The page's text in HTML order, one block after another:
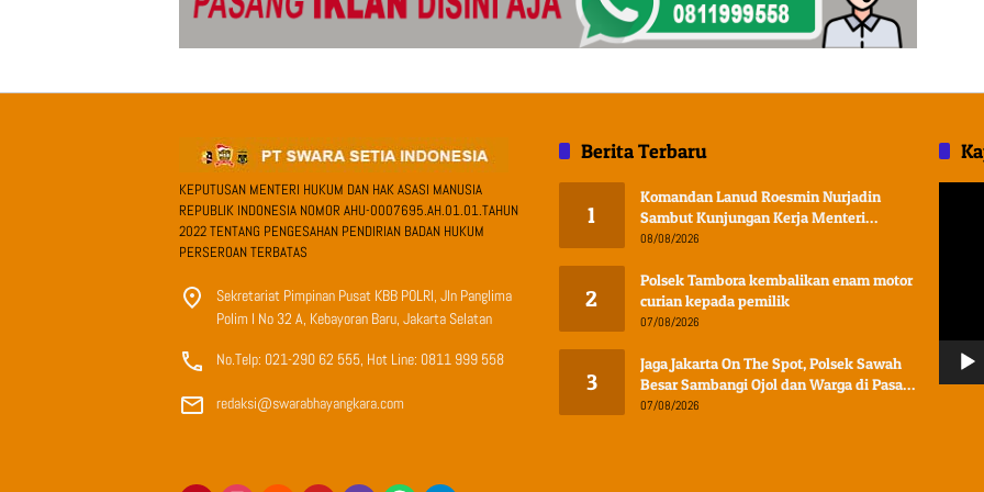
KEPUTUSAN MENTERI HUKUM DAN HAK ASASI MANUSIA
REPUBLIK INDONESIA NOMOR AHU-0007695.AH.01.01.TAHUN
2022 TENTANG PENGESAHAN PENDIRIAN BADAN HUKUM
PERSEROAN TERBATAS
Sekretariat Pimpinan Pusat KBB POLRI, Jln Panglima
Polim I No 32 A, Kebayoran Baru, Jakarta Selatan
No.Telp: 021-290 62 555, Hot Line: 0811 999 558
redaksi@swarabhayangkara.com
Berita Terbaru
1
Komandan Lanud Roesmin Nurjadin
Sambut Kunjungan Kerja Menteri
Pertahanan RI
08/08/2026
2
Polsek Tambora kembalikan enam motor
curian kepada pemilik
07/08/2026
3
Jaga Jakarta On The Spot, Polsek Sawah
Besar Sambangi Ojol dan Warga di Pasar
Baru
07/08/2026